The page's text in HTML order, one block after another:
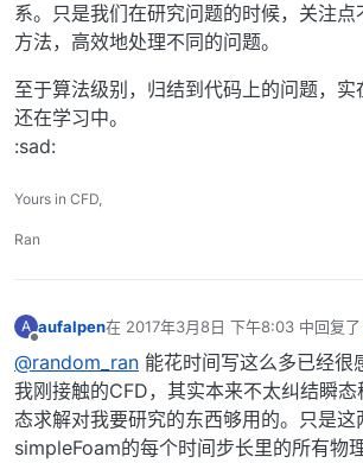
系。只是我们在研究问题的时候，关注点
方法，高效地处理不同的问题。
至于算法级别，归结到代码上的问题，实
还在学习中。
:sad:
Yours in CFD,
Ran
A aufalpen在 2017年3月8日 下午8:03 中回复了
最后由 编辑
@random_ran 能花时间写这么多已经很
我刚接触的CFD，其实本来不太纠结瞬
态求解对我要研究的东西够用的。只是这
simpleFoam的每个时间步长里的所有物